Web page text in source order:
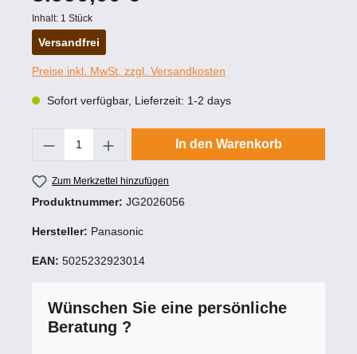
Inhalt: 1 Stück
Versandfrei
Preise inkl. MwSt. zzgl. Versandkosten
Sofort verfügbar, Lieferzeit: 1-2 days
Produkt Anzahl: Gib den gewünschten
In den Warenkorb
Zum Merkzettel hinzufügen
Produktnummer: JG2026056
Hersteller: Panasonic
EAN: 5025232923014
Wünschen Sie eine persönliche
Beratung ?